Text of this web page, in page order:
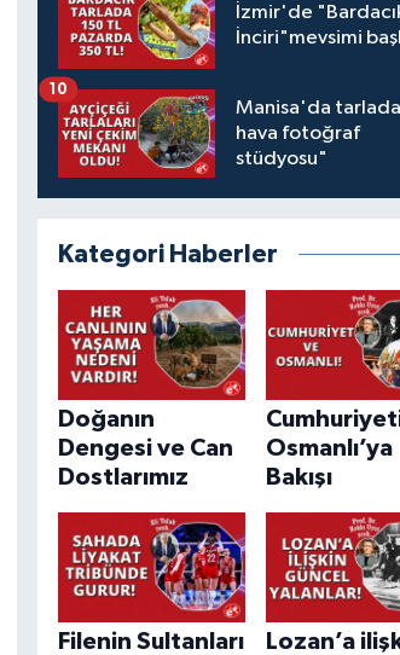
İzmir'de
İnciri"mevsimi
Manisa'da tarlada
hava fotoğraf
stüdyosu"
10
Kategori Haberler
Doğanın
Dengesi ve Can
Dostlarımız
Osmanlı’ya
Bakışı
Filenin Sultanları Lozan’a